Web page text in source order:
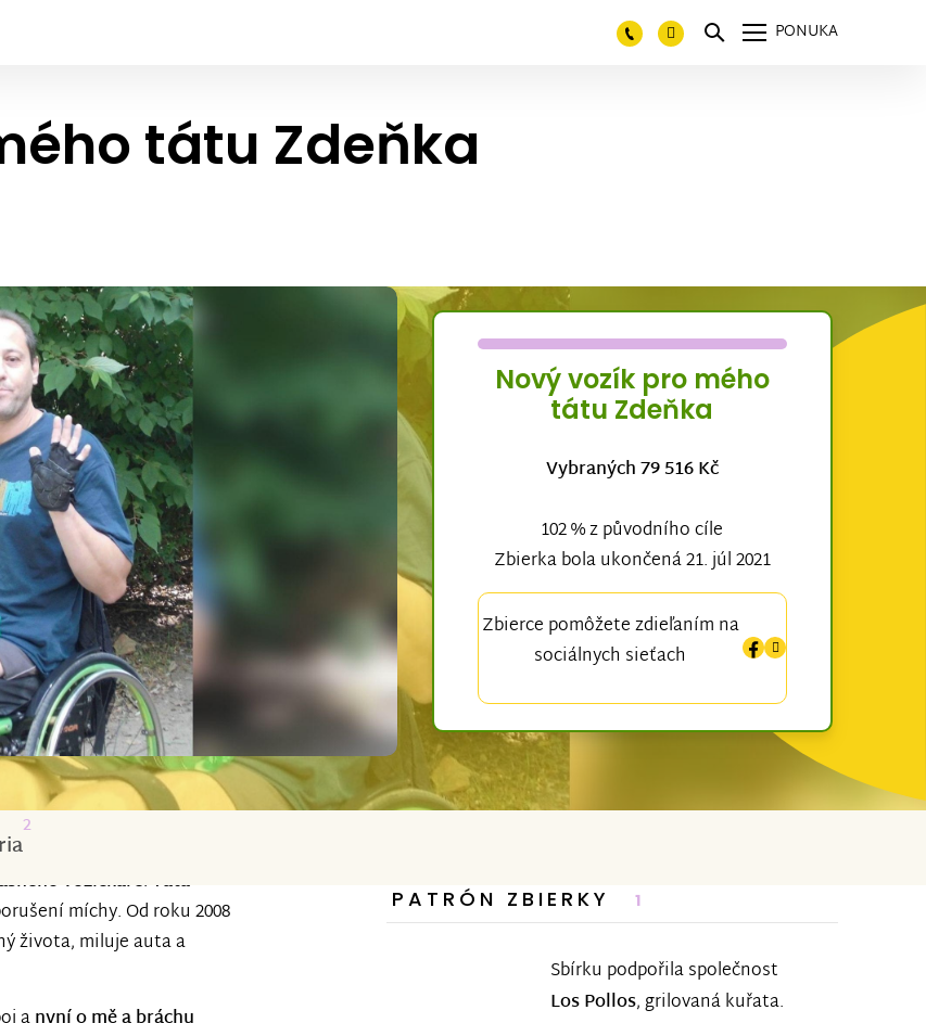
PONUKA
tátu Zdeňka
Nový vozík pro mého
tátu Zdeňka
Vybraných 79 516 Kč
102 % z původního cíle
Zbierka bola ukončená 21. júl 2021
Zbierce pomôžete zdieľaním na
sociálnych sieťach
2
vozíčkáře. Táta
míchy. Od roku 2008
života, miluje auta a
PATRÓN ZBIERKY 1
Sbírku podpořila společnost
Los Pollos, grilovaná kuřata.